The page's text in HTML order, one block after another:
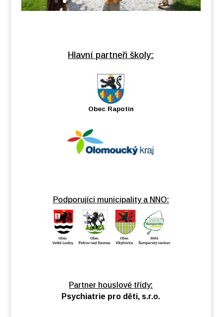
Hlavní partneři školy:
Obec Rapotín
Podporující municipality a NNO:
Partner houslové třídy:
Psychiatrie pro děti, s.r.o.